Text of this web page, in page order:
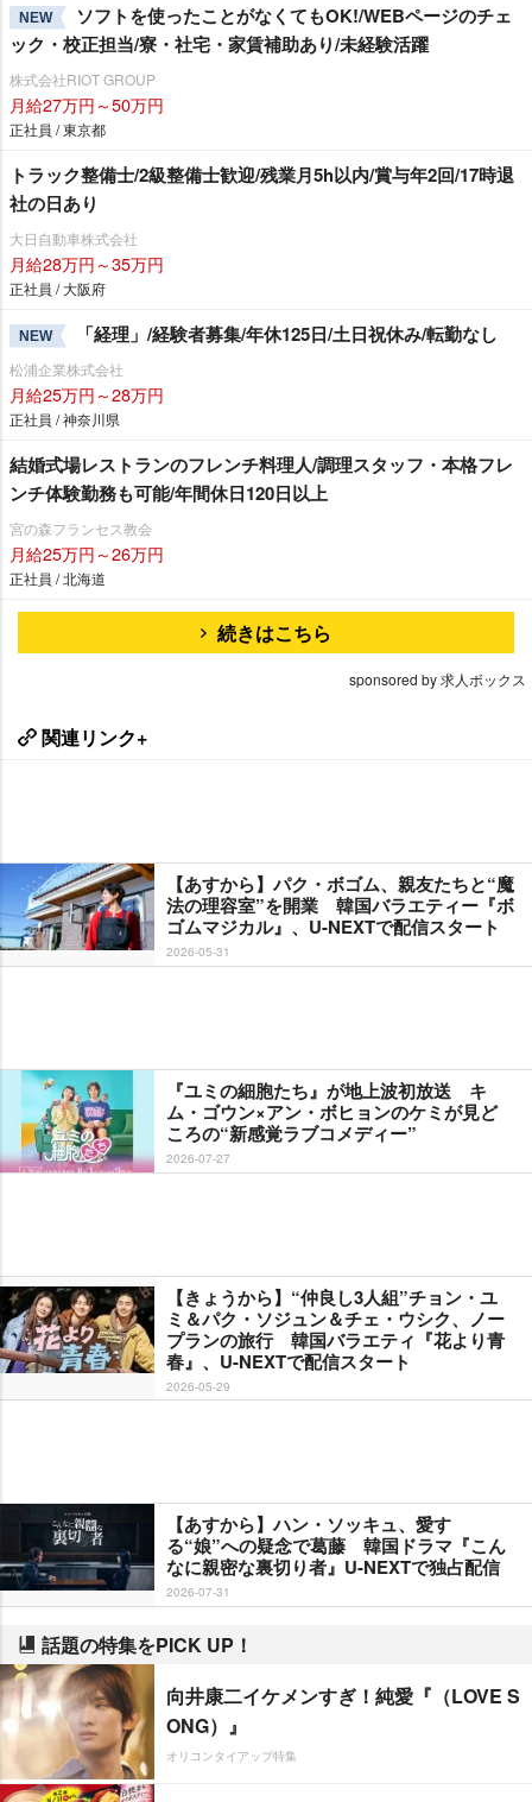
NEW
ソフトを使ったことがなくてもOK!/WEBページのチェ
ック・校正担当/寮・社宅・家賃補助あり/未経験活躍
株式会社RIOT GROUP
月給27万円～50万円
正社員 / 東京都
トラック整備士/2級整備士歓迎/残業月5h以内/賞与年2回/17時退
社の日あり
大日自動車株式会社
月給28万円～35万円
正社員 / 大阪府
NEW 「経理」/経験者募集/年休125日/土日祝休み/転勤なし
松浦企業株式会社
月給25万円～28万円
正社員 / 神奈川県
結婚式場レストランのフレンチ料理人/調理スタッフ・本格フレ
ンチ体験勤務も可能/年間休日120日以上
宮の森フランセス教会
月給25万円～26万円
正社員 / 北海道
続きはこちら
sponsored by 求人ボックス
関連リンク+
【あすから】パク・ボゴム、親友たちと“魔
法の理容室”を開業 韓国バラエティー『ボ
ゴムマジカル』、U-NEXTで配信スタート
2026-05-31
『ユミの細胞たち』が地上波初放送 キ
ム・ゴウン×アン・ボヒョンのケミが見ど
ころの“新感覚ラブコメディー”
2026-07-27
【きょうから】“仲良し3人組”チョン・ユ
ミ＆パク・ソジュン＆チェ・ウシク、ノー
プランの旅行 韓国バラエティ『花より青
春』、U-NEXTで配信スタート
2026-05-29
【あすから】ハン・ソッキュ、愛す
る“娘”への疑念で葛藤 韓国ドラマ『こん
なに親密な裏切り者』U-NEXTで独占配信
2026-07-31
話題の特集をPICK UP！
向井康二イケメンすぎ！純愛『（LOVE S
ONG）』
オリコンタイアップ特集